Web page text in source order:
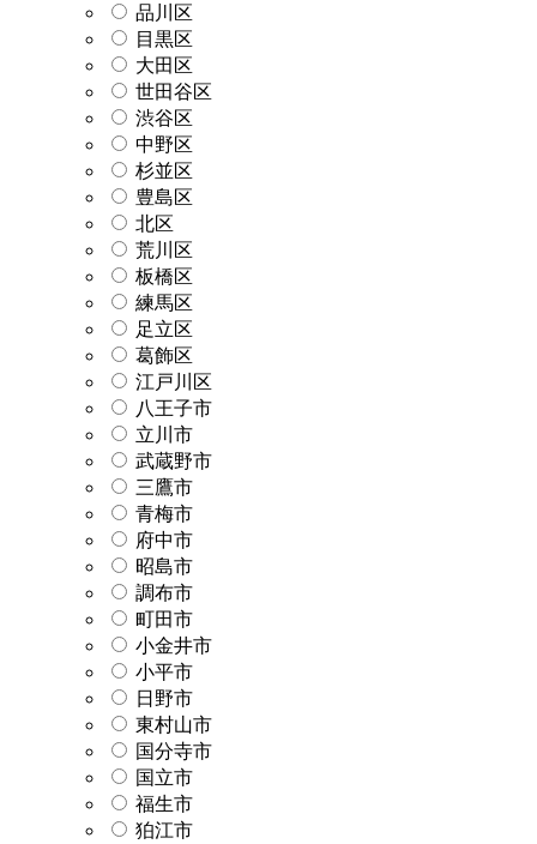
品川区
目黒区
大田区
世田谷区
渋谷区
中野区
杉並区
豊島区
北区
荒川区
板橋区
練馬区
足立区
葛飾区
江戸川区
八王子市
立川市
武蔵野市
三鷹市
青梅市
府中市
昭島市
調布市
町田市
小金井市
小平市
日野市
東村山市
国分寺市
国立市
福生市
狛江市